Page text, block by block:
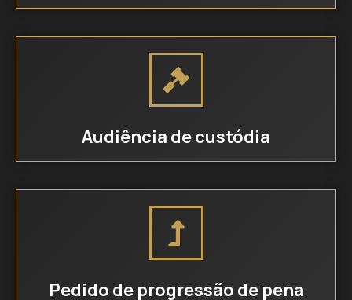
Audiência de custódia
Pedido de progressão de pena